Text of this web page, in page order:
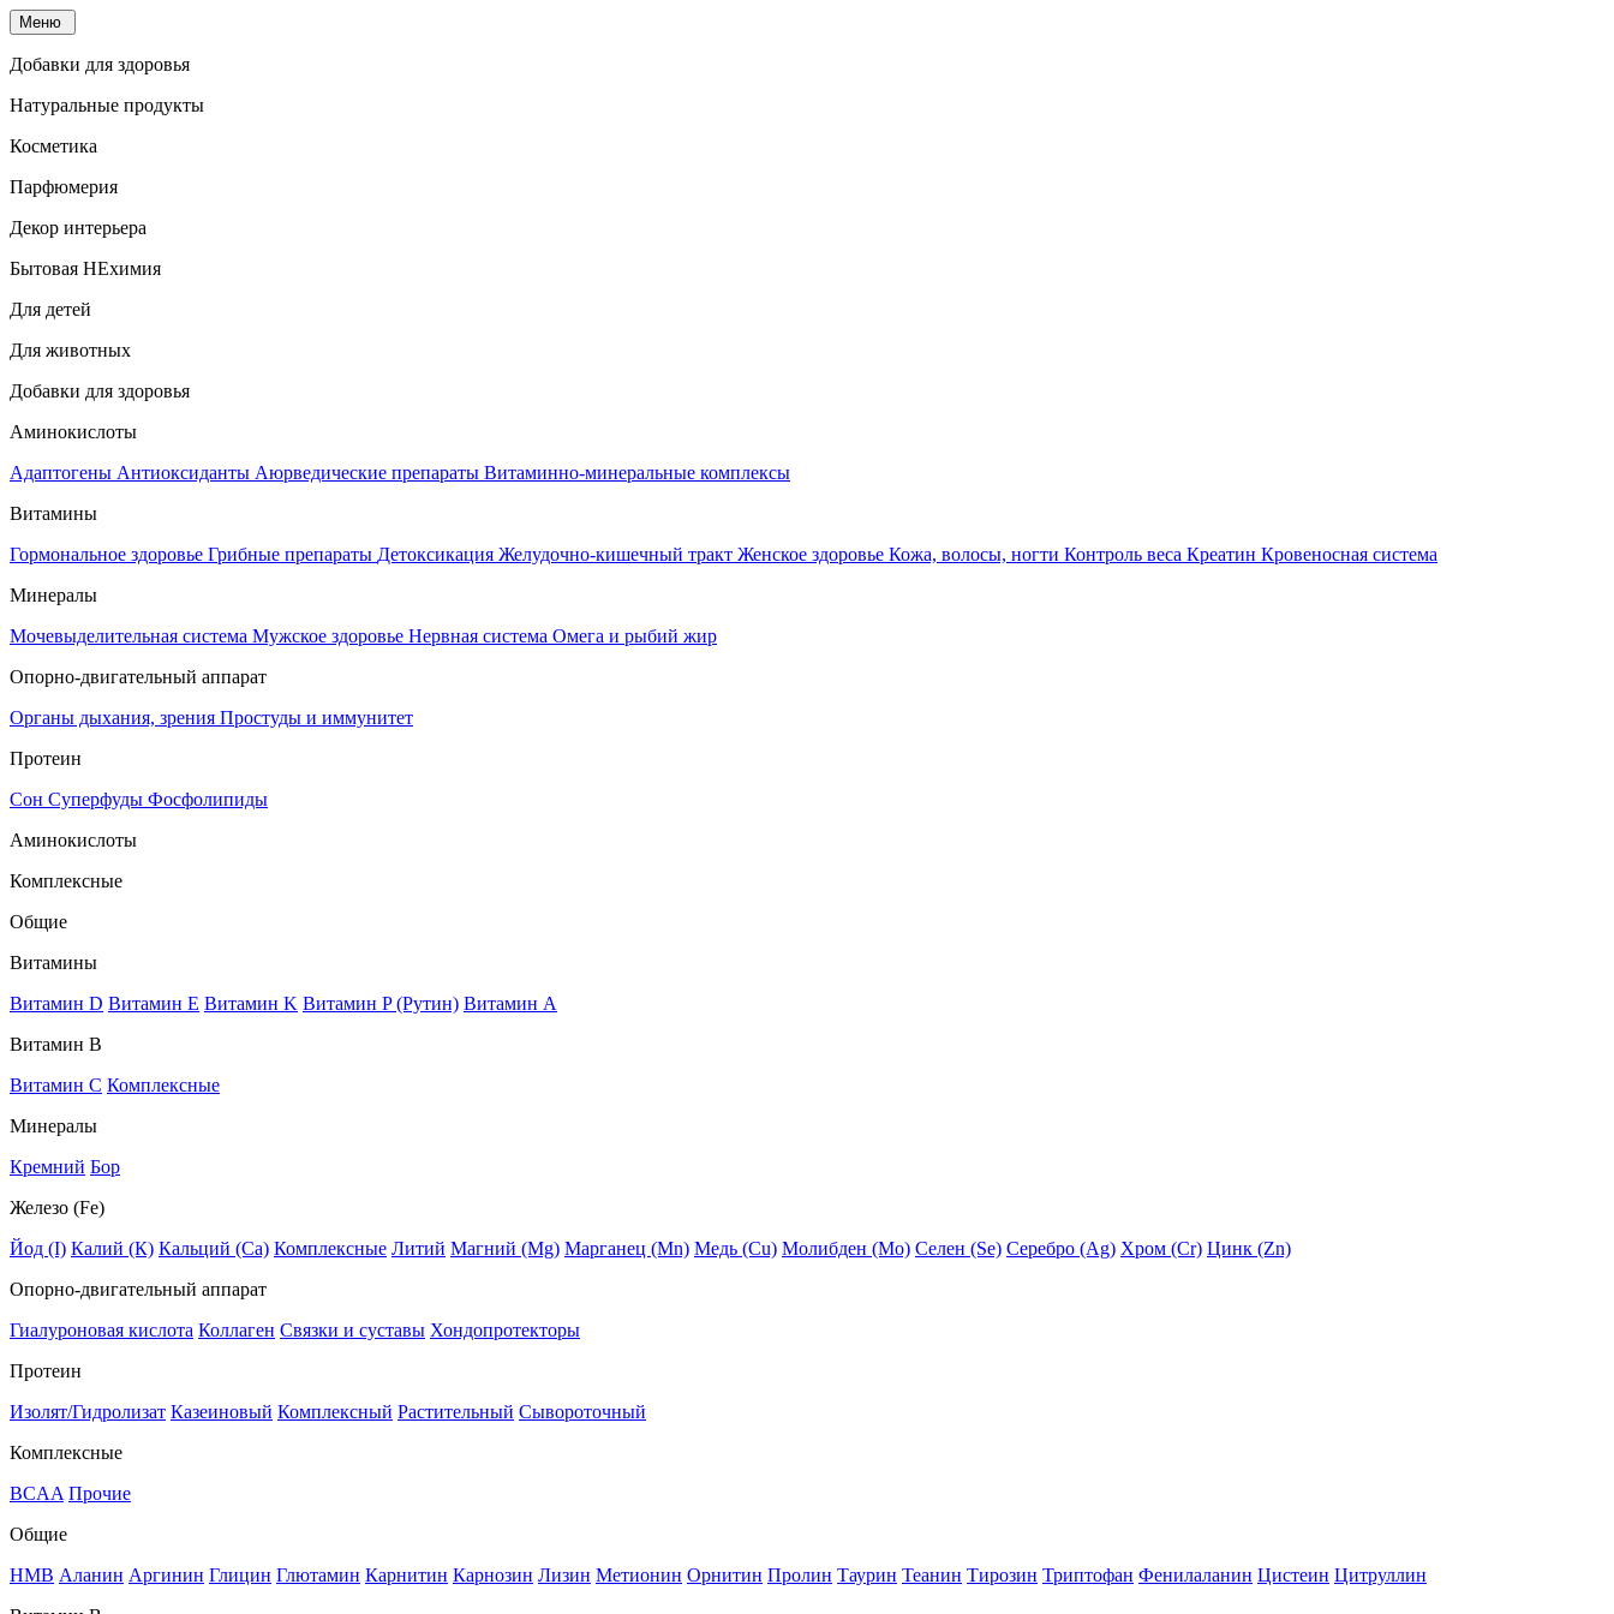
Меню
Добавки для здоровья
Натуральные продукты
Косметика
Парфюмерия
Декор интерьера
Бытовая НЕхимия
Для детей
Для животных
Добавки для здоровья
Аминокислоты
Адаптогены Антиоксиданты Аюрведические препараты Витаминно-минеральные комплексы
Витамины
Гормональное здоровье Грибные препараты Детоксикация Желудочно-кишечный тракт Женское здоровье Кожа, волосы, ногти Контроль веса Креатин Кровеносная система
Минералы
Мочевыделительная система Мужское здоровье Нервная система Омега и рыбий жир
Опорно-двигательный аппарат
Органы дыхания, зрения Простуды и иммунитет
Протеин
Сон Суперфуды Фосфолипиды
Аминокислоты
Комплексные
Общие
Витамины
Витамин D Витамин E Витамин K Витамин P (Рутин) Витамин А
Витамин В
Витамин C Комплексные
Минералы
Кремний Бор
Железо (Fe)
Йод (I) Калий (К) Кальций (Са) Комплексные Литий Магний (Mg) Марганец (Mn) Медь (Сu) Молибден (Мо) Селен (Se) Серебро (Ag) Хром (Cr) Цинк (Zn)
Опорно-двигательный аппарат
Гиалуроновая кислота Коллаген Связки и суставы Хондопротекторы
Протеин
Изолят/Гидролизат Казеиновый Комплексный Растительный Сывороточный
Комплексные
BCAA Прочие
Общие
HMB Аланин Аргинин Глицин Глютамин Карнитин Карнозин Лизин Метионин Орнитин Пролин Таурин Теанин Тирозин Триптофан Фенилаланин Цистеин Цитруллин